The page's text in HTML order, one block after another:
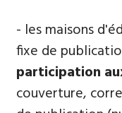
- les maisons
fixe de
participation
couverture,